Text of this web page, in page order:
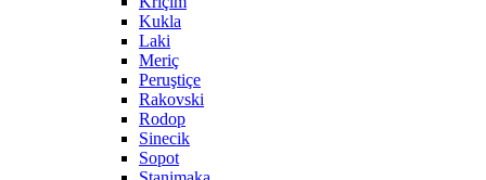
Kukla
Laki
Meriç
Peruştiçe
Rakovski
Rodop
Sinecik
Sopot